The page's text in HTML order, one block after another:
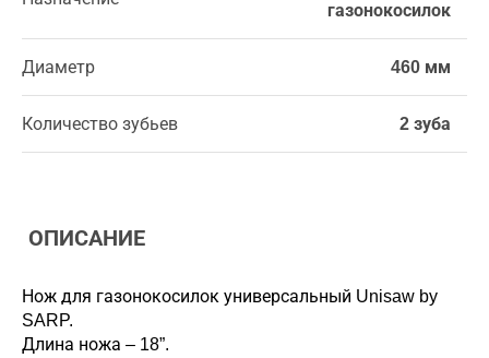
газонокосилок
Диаметр 460 мм
Количество зубьев 2 зуба
ОПИСАНИЕ
Нож для газонокосилок универсальный Unisaw by
SARP.
Длина ножа – 18”.